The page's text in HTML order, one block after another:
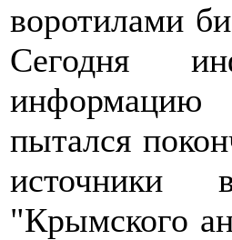
воротилами
Сегодня
пытался
источники
"Крымского